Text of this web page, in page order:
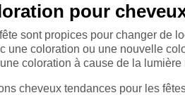
pour
sont propices pour changer de
une coloration ou une nouvelle
coloration à cause de la
cheveux tendances pour les